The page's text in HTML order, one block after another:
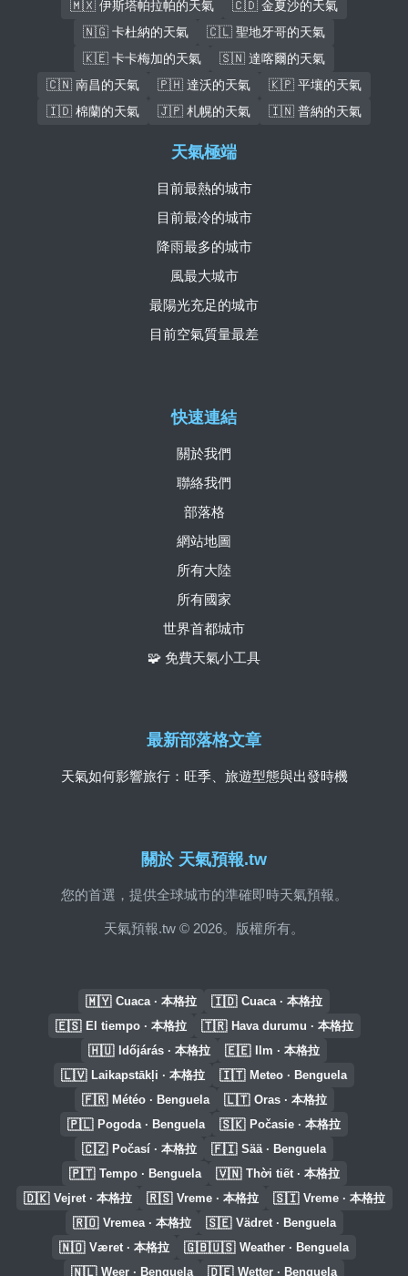
🇲🇽 伊斯塔帕拉帕的天氣
🇨🇩 金夏沙的天氣
🇳🇬 卡杜納的天氣
🇨🇱 聖地牙哥的天氣
🇰🇪 卡卡梅加的天氣
🇸🇳 達喀爾的天氣
🇨🇳 南昌的天氣
🇵🇭 達沃的天氣
🇰🇵 平壤的天氣
🇮🇩 棉蘭的天氣
🇯🇵 札幌的天氣 🇮🇳 普納的天氣
關於 天氣預報.tw
您的首選，提供全球城市的準確即時天氣預報。
天氣預報.tw © 2026。版權所有。
快速連結
關於我們
聯絡我們
部落格
網站地圖
所有大陸
所有國家
世界首都城市
🧩 免費天氣小工具
天氣極端
目前最熱的城市
目前最冷的城市
降雨最多的城市
風最大城市
最陽光充足的城市
目前空氣質量最差
最新部落格文章
天氣如何影響旅行：旺季、旅遊型態與出發時機
🇲🇾 Cuaca · 本格拉 🇮🇩 Cuaca · 本格拉
🇪🇸 El tiempo · 本格拉 🇹🇷 Hava durumu · 本格拉
🇭🇺 Időjárás · 本格拉 🇪🇪 Ilm · 本格拉
🇱🇻 Laikapstākļi · 本格拉 🇮🇹 Meteo · Benguela
🇫🇷 Météo · Benguela 🇱🇹 Oras · 本格拉
🇵🇱 Pogoda · Benguela 🇸🇰 Počasie · 本格拉
🇨🇿 Počasí · 本格拉 🇫🇮 Sää · Benguela
🇵🇹 Tempo · Benguela 🇻🇳 Thời tiết · 本格拉
🇩🇰 Vejret · 本格拉 🇷🇸 Vreme · 本格拉 🇸🇮 Vreme · 本格拉
🇷🇴 Vremea · 本格拉 🇸🇪 Vädret · Benguela
🇳🇴 Været · 本格拉 🇬🇧🇺🇸 Weather · Benguela
🇳🇱 Weer · Benguela 🇩🇪 Wetter · Benguela